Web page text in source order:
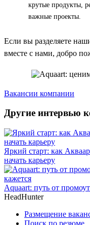
крутые продукты,
важные проекты.
Если вы разделяете
вместе с нами, добро
Вакансии компании
Другие интервью
Яркий старт: как
начать карьеру
Aquaart: путь от
HeadHunter
Размещение
Поиск по резюме